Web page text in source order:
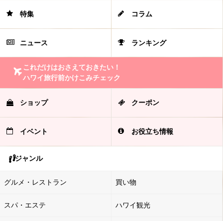
特集 コラム
ニュース ランキング
これだけはおさえておきたい！
ハワイ旅行前かけこみチェック
ショップ クーポン
イベント お役立ち情報
ジャンル
グルメ・レストラン 買い物
スパ・エステ ハワイ観光